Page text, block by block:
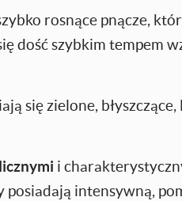
rosnące pnącze,
dość szybkim tempem
się zielone, błyszczące,
i
posiadają intensywną,